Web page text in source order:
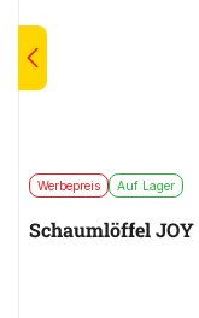
Werbepreis Auf Lager
Schaumlöffel JOY